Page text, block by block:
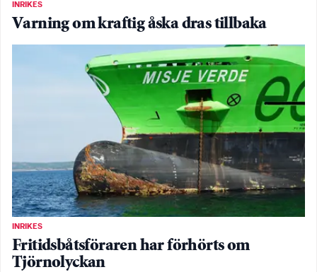
INRIKES
Varning om kraftig åska dras tillbaka
INRIKES
Fritidsbåtsföraren har förhörts om
Tjörnolyckan